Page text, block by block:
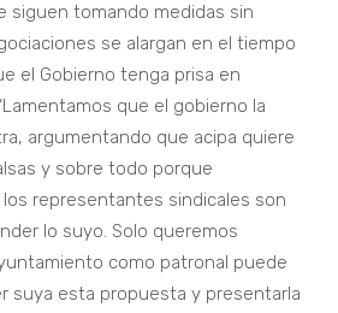
siguen tomando medidas sin
se alargan en el tiempo
el Gobierno tenga prisa en
que el gobierno la
argumentando que acipa quiere
y sobre todo porque
representantes sindicales son
lo suyo. Solo queremos
como patronal puede
suya esta propuesta y presentarla